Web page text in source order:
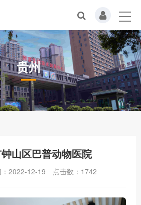
贵州
山区巴普动物医院
2022-12-19 点击数： 1742